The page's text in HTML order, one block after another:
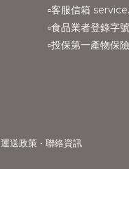
▫️客服信箱
▫️食品業者登錄
▫️投保第一產物保
運送政策• 聯絡資訊